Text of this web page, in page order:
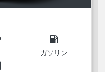
local_gas_station
ガソリン